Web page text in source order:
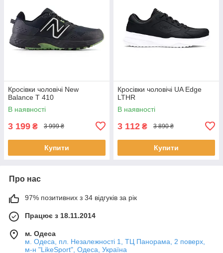
Кросівки чоловічі New
Balance Т 410
В наявності
3 199 ₴ 3 999 ₴
Купити
Кросівки чоловічі UA Edge
LTHR
В наявності
3 112 ₴ 3 890 ₴
Купити
Про нас
97% позитивних з 34 відгуків за рік
Працює з 18.11.2014
м. Одеса
м. Одеса, пл. Незалежності 1, ТЦ Панорама, 2 поверх,
м-н "LikeSport", Одеса, Україна